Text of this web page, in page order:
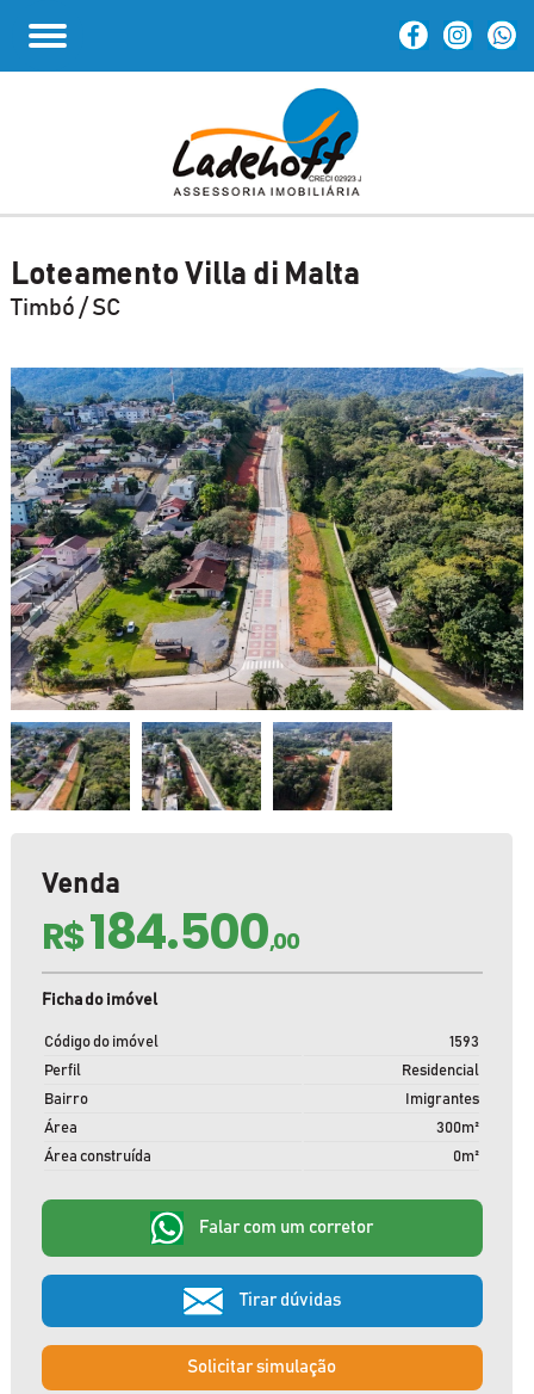
Loteamento Villa di Malta
Timbó / SC
Venda
R$184.500,00
Ficha do imóvel
Código do imóvel
1593
Perfil
Residencial
Bairro
Imigrantes
Área
300m²
Área construída
0m²
Falar com um corretor
Tirar dúvidas
Solicitar simulação